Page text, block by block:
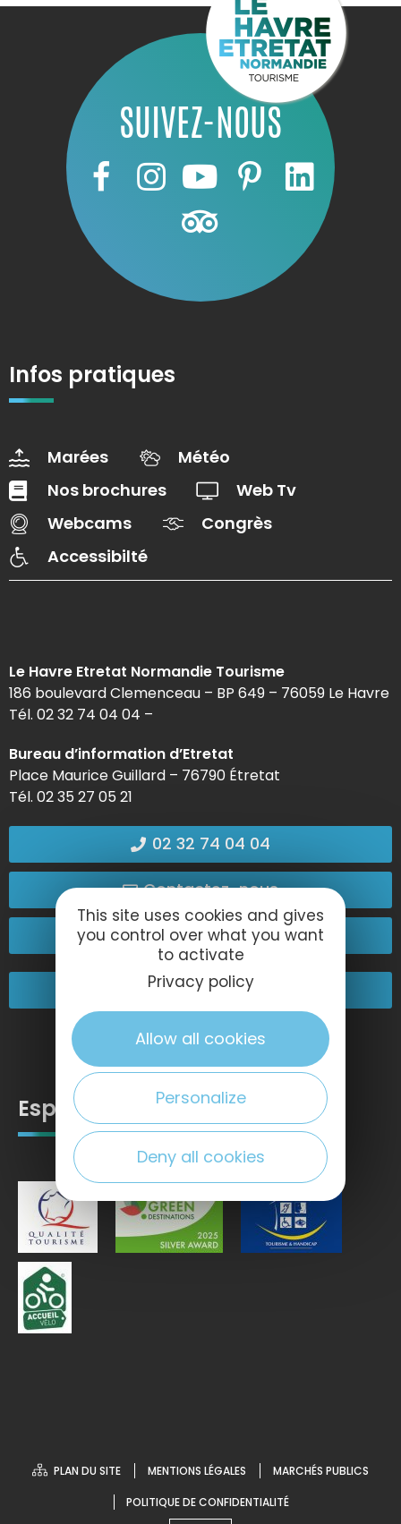
SUIVEZ-NOUS
Infos pratiques
Marées
Météo
Nos brochures
Web Tv
Webcams
Congrès
Accessibilté
Le Havre Etretat Normandie Tourisme
186 boulevard Clemenceau – BP 649 – 76059 Le Havre
Tél. 02 32 74 04 04 –
Bureau d’information d’Etretat
Place Maurice Guillard – 76790 Étretat
Tél. 02 35 27 05 21
02 32 74 04 04
Contactez-nous
Passez nous voir !
Nos engagements
Espace pro
PLAN DU SITE MENTIONS LÉGALES MARCHÉS PUBLICS
POLITIQUE DE CONFIDENTIALITÉ
This site uses cookies and gives
you control over what you want
to activate
Privacy policy
Allow all cookies
Personalize
Deny all cookies